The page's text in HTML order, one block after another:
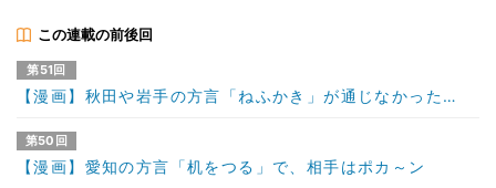
この連載の前後回
第51回
【漫画】秋田や岩手の方言「ねふかき」が通じなかった…
第50回
【漫画】愛知の方言「机をつる」で、相手はポカ～ン